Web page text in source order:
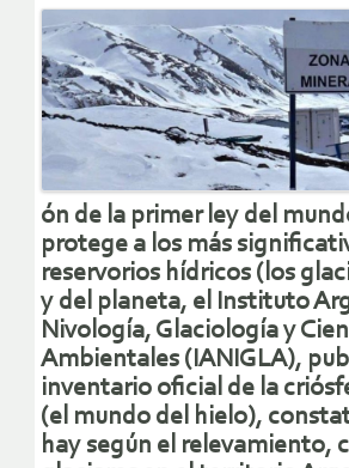
ón de la primer ley del
protege a los más
reservorios hídricos (los
y del planeta, el Instituto
Nivología, Glaciología y
Ambientales (IANIGLA),
inventario oficial de la
(el mundo del hielo),
hay según el relevamiento,